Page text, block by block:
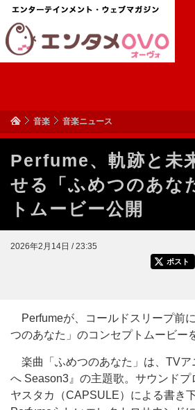
音楽 音楽ニュース
Perfume、軌跡と未
せる「ふめつのあな
トムービー公開
2026年2月14日 / 23:35
ポスト
Perfumeが、コールドスリープ前
つのあなた」のコンセプトムービー
楽曲「ふめつのあなた」は、TVア
へ Season3』の主題歌。サウンドプ
ヤスタカ（CAPSULE）による書き